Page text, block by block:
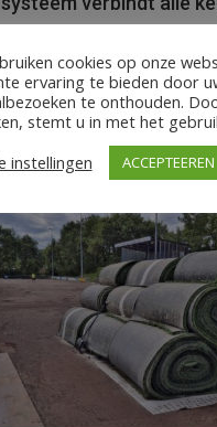
– Eind volgend jaar
het openbaar vervoer
Nieuws
cookies op onze
ervaring te bieden door
te onthouden.
stemt u in met het
instellingen
ACCEPTEEREN